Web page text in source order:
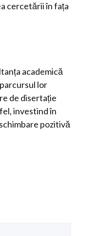
cercetării în fața
academică
lor
de disertație
investind în
pozitivă